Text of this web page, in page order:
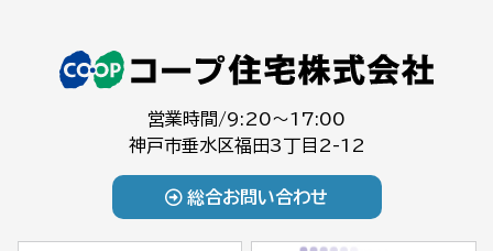
営業時間/9:20～17:00
神戸市垂水区福田3丁目2-12
総合お問い合わせ